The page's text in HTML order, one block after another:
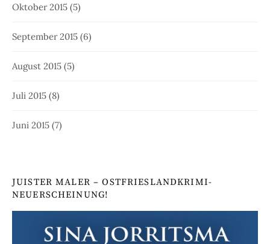
Oktober 2015 (5)
September 2015 (6)
August 2015 (5)
Juli 2015 (8)
Juni 2015 (7)
JUISTER MALER – OSTFRIESLANDKRIMI-
NEUERSCHEINUNG!